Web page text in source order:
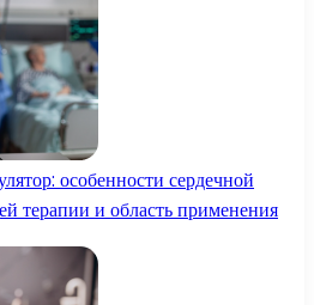
особенности сердечной
терапии и область применения